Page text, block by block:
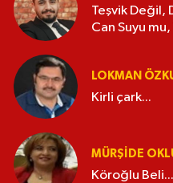
Teşvik Değil,
Can Suyu mu,
LOKMAN
Kirli çark...
MÜRŞIDE
Köroğlu Beli...